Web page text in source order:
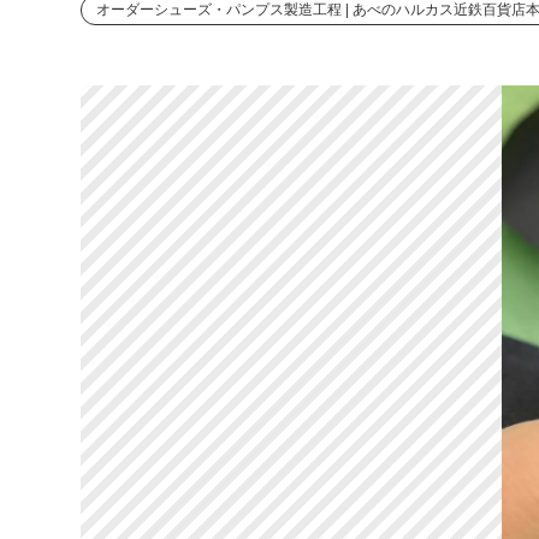
オーダーシューズ・パンプス製造工程 | あべのハルカス近鉄百貨店